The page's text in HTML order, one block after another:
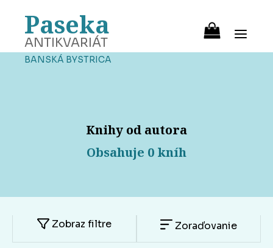
Paseka
ANTIKVARIÁT
BANSKÁ BYSTRICA
Knihy od autora
Obsahuje 0 kníh
Zobraz filtre Zoraďovanie